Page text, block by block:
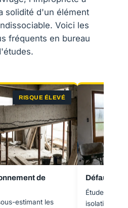
solidité d'un élément
Voici les
fréquents en bureau
RISQUE ÉLEVÉ
de
estimant les
Défaut
Étude
isolation